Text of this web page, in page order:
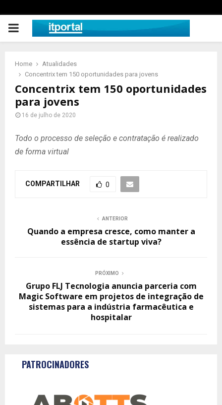
PRIMARY
Home
Atualidades
Concentrix tem 150 oportunidades para jovens
Concentrix tem 150 oportunidades
para jovens
16 de julho de 2020
Todo o processo de seleção e contratação é realizado
de forma virtual
COMPARTILHAR 0
ANTERIOR
Quando a empresa cresce, como manter a
essência de startup viva?
PRÓXIMO
Grupo FLJ Tecnologia anuncia parceria com
Magic Software em projetos de integração de
sistemas para a indústria farmacêutica e
hospitalar
PATROCINADORES